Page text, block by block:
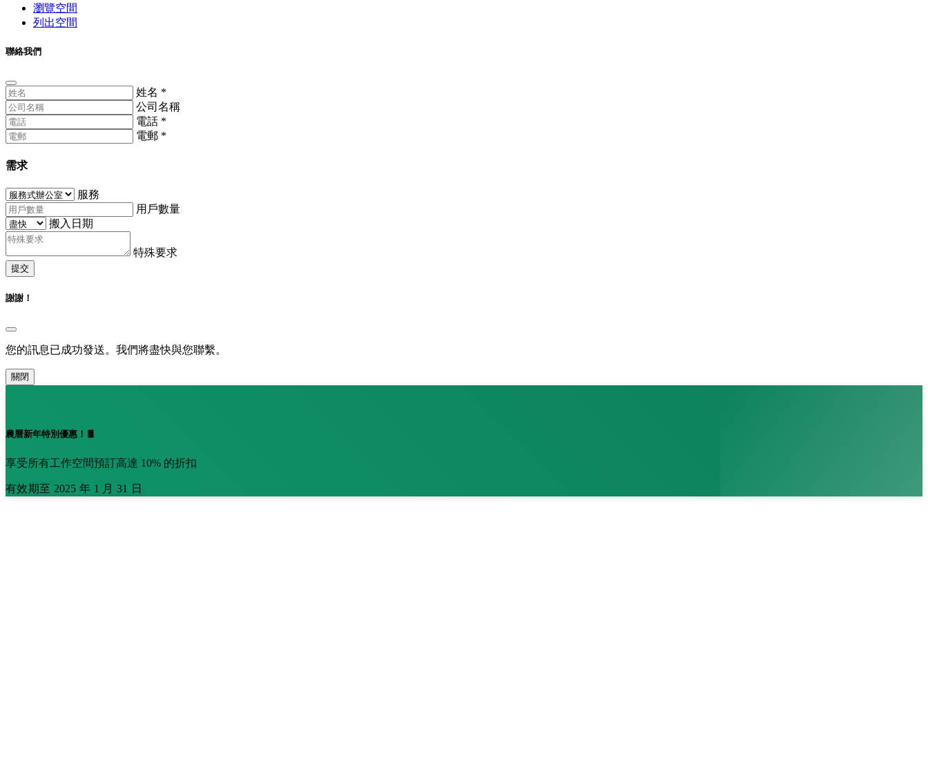
瀏覽空間
列出空間
聯絡我們
姓名 *
公司名稱
電話 *
電郵 *
需求
服務
用戶數量
搬入日期
特殊要求
提交
謝謝！
您的訊息已成功發送。我們將盡快與您聯繫。
關閉
農曆新年特別優惠！🧧
享受所有工作空間預訂高達 10% 的折扣
有效期至 2025 年 1 月 31 日